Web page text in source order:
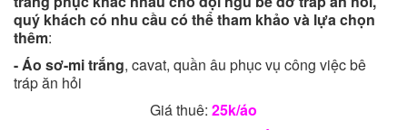
quý khách có nhu cầu có thể tham khảo và lựa chọn
thêm:
-Áo sơ-mi trắng, cavat, quần âu phục vụ công việc bê
tráp ăn hỏi
Giá thuê: 25k/áo